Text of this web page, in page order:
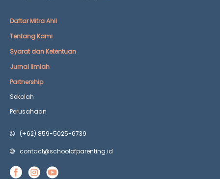
Daftar Mitra Ahli
Tentang Kami
Syarat dan Ketentuan
Jurnal Ilmiah
Partnership
Sekolah
Perusahaan
(+62) 859-5025-6739
contact@schoolofparenting.id